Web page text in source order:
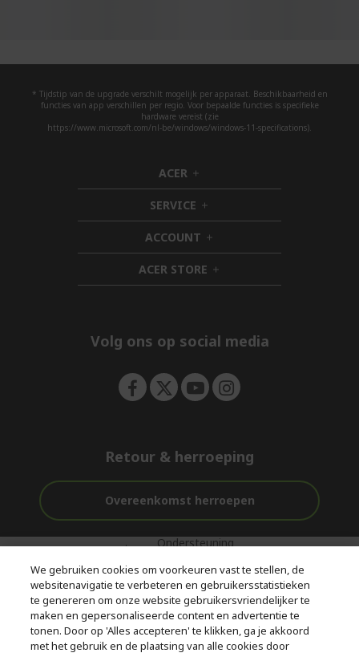
* Tijdstip van de upgrade verschilt mogelijk per apparaat. Beschikbaarheid en
functies van app verschillen per regio. Voor bepaalde functies is specifieke
hardware vereist (zie
https://www.microsoft.com/nl-be/windows/windows-11-specifications).
ACER h
i
d
d
e
n
SERVICE h
i
d
d
e
n
ACCOUNT h
i
d
d
ACER STORE h
i
e
Volg ons op social media
Retour & herroeping
Overeenkomst herroepen
Gratis
bezorging
Ondersteuning
aankoop
Veilig
Betalen
© 2026 Acer Inc.
CPYou BV is de erkende reseller van de producten en diensten die
in deze winkel worden aangeboden.
We gebruiken cookies om voorkeuren vast te stellen, de
websitenavigatie te verbeteren en gebruikersstatistieken
te genereren om onze website gebruikersvriendelijker te
maken en gepersonaliseerde content en advertentie te
tonen. Door op 'Alles accepteren' te klikken, ga je akkoord
met het gebruik en de plaatsing van alle cookies door